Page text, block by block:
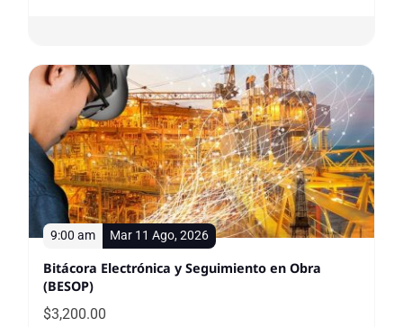
9:00 am Mar 11 Ago, 2026
Bitácora Electrónica y Seguimiento en Obra
(BESOP)
$3,200.00